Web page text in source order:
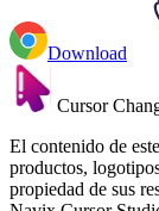
Download
Cursor
El contenido de
productos,
propiedad de sus